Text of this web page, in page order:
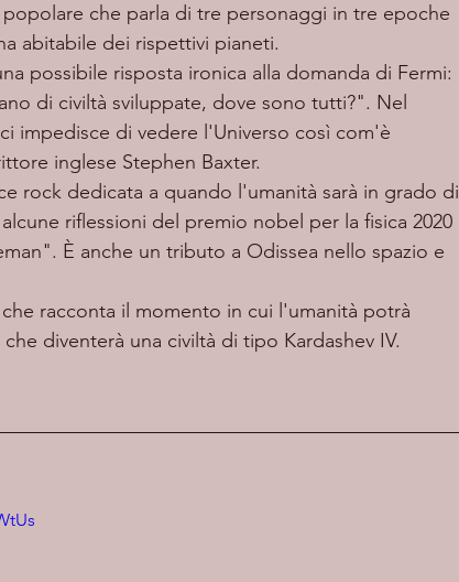
che parla di tre personaggi in tre epoche
abitabile dei rispettivi pianeti.
possibile risposta ironica alla domanda di Fermi:
di civiltà sviluppate, dove sono tutti?". Nel
impedisce di vedere l'Universo così com'è
inglese Stephen Baxter.
rock dedicata a quando l'umanità sarà in grado di
riflessioni del premio nobel per la fisica 2020
È anche un tributo a Odissea nello spazio e
racconta il momento in cui l'umanità potrà
diventerà una civiltà di tipo Kardashev IV.